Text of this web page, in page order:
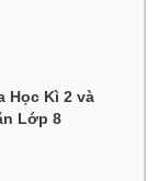
Học Kì 2 và
Lớp 8